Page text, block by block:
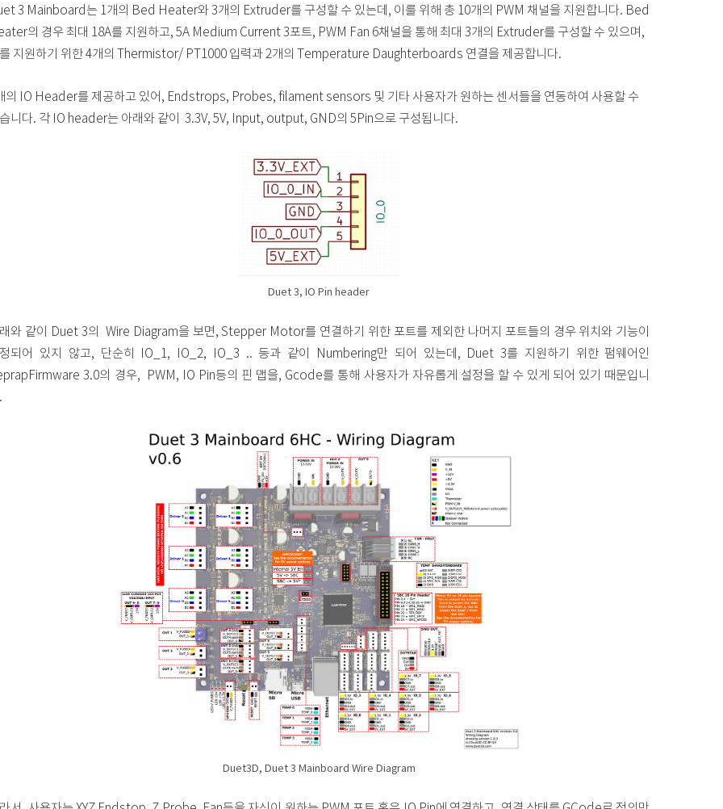
3 Mainboard는 1개의 Bed Heater와 3개의 Extruder를 구성할 수 있는데, 이를 위해 총 10개의 PWM 채널을 지원합니다. Bed
의 경우 최대 18A를 지원하고, 5A Medium Current 3포트, PWM Fan 6채널을 통해 최대 3개의 Extruder를 구성할 수 있으며,
지원하기 위한 4개의 Thermistor/ PT1000 입력과 2개의 Temperature Daughterboards 연결을 제공합니다.
의 IO Header를 제공하고 있어, Endstrops, Probes, filament sensors 및 기타 사용자가 원하는 센서들을 연동하여 사용할 수
니다. 각 IO header는 아래와 같이 3.3V, 5V, Input, output, GND의 5Pin으로 구성됩니다.
Duet 3, IO Pin header
와 같이 Duet 3의 Wire Diagram을 보면, Stepper Motor를 연결하기 위한 포트를 제외한 나머지 포트들의 경우 위치와 기능이
되어 있지 않고, 단순히 IO_1, IO_2, IO_3 .. 등과 같이 Numbering만 되어 있는데, Duet 3를 지원하기 위한 펌웨어인
3.0의 경우, PWM, IO Pin등의 핀 맵을, Gcode를 통해 사용자가 자유롭게 설정을 할 수 있게 되어 있기 때문입니
Duet3D, Duet 3 Mainboard Wire Diagram